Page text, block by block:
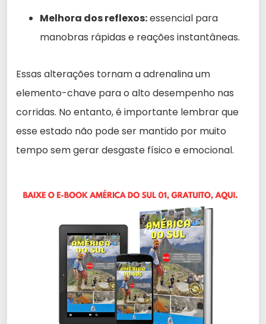
Melhora dos reflexos:essencial para
manobras rápidas e reações instantâneas.
Essas alterações tornam a adrenalina um
elemento-chave para o alto desempenho nas
corridas. No entanto, é importante lembrar que
esse estado não pode ser mantido por muito
tempo sem gerar desgaste físico e emocional.